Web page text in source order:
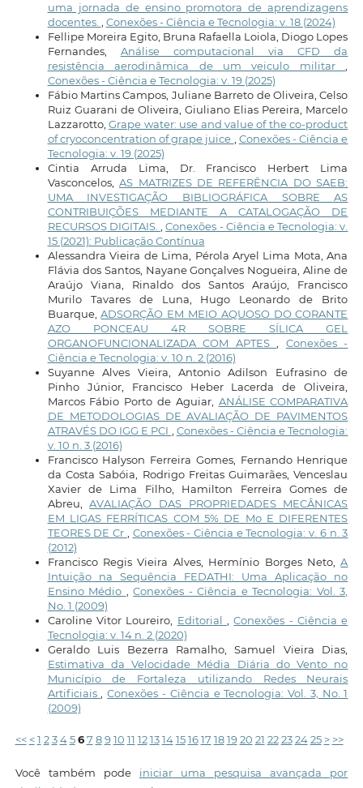
uma jornada de ensino promotora de aprendizagens
docentes.
Conexões - Ciência e Tecnologia: v. 18 (2024)
Fellipe Moreira Egito, Bruna Rafaella Loiola, Diogo Lopes
Fernandes, Análise computacional via CFD da
resistência aerodinâmica de um veiculo militar
Conexões - Ciência e Tecnologia: v. 19 (2025)
Fábio Martins Campos, Juliane Barreto de Oliveira, Celso
Ruiz Guarani de Oliveira, Giuliano Elias Pereira, Marcelo
Lazzarotto,Grape water: use and value of the co-product
of cryoconcentration of grape juice
Conexões - Ciência e
Tecnologia: v. 19 (2025)
Cintia Arruda Lima, Dr. Francisco Herbert Lima
Vasconcelos,AS MATRIZES DE REFERÊNCIA DO SAEB:
UMA INVESTIGAÇÃO BIBLIOGRÁFICA SOBRE AS
CONTRIBUIÇÕES MEDIANTE A CATALOGAÇÃO DE
RECURSOS DIGITAIS.
,Conexões - Ciência e Tecnologia: v.
15 (2021): Publicação Contínua
Alessandra Vieira de Lima, Pérola Aryel Lima Mota, Ana
Flávia dos Santos, Nayane Gonçalves Nogueira, Aline de
Araújo Viana, Rinaldo dos Santos Araújo, Francisco
Murilo Tavares de Luna, Hugo Leonardo de Brito
Buarque,ADSORÇÃO EM MEIO AQUOSO DO CORANTE
AZO PONCEAU 4R SOBRE SÍLICA GEL
ORGANOFUNCIONALIZADA COM APTES
Conexões -
Ciência e Tecnologia: v. 10 n. 2 (2016)
Suyanne Alves Vieira, Antonio Adilson Eufrasino de
Pinho Júnior, Francisco Heber Lacerda de Oliveira,
Marcos Fábio Porto de Aguiar, ANÁLISE COMPARATIVA
DE METODOLOGIAS DE AVALIAÇÃO DE PAVIMENTOS
ATRAVÉS DO IGG E PCI
Conexões - Ciência e Tecnologia:
v. 10 n. 3 (2016)
Francisco Halyson Ferreira Gomes, Fernando Henrique
da Costa Sabóia, Rodrigo Freitas Guimarães, Venceslau
Xavier de Lima Filho, Hamilton Ferreira Gomes de
Abreu,AVALIAÇÃO DAS PROPRIEDADES MECÂNICAS
EM LIGAS FERRÍTICAS COM 5% DE Mo E DIFERENTES
TEORES DE Cr
Conexões - Ciência e Tecnologia: v. 6 n. 3
(2012)
Francisco Regis Vieira Alves, Hermínio Borges Neto,A
Intuição na Sequência FEDATHI: Uma Aplicação no
Ensino Médio
,Conexões - Ciência e Tecnologia: Vol. 3,
No. 1 (2009)
Caroline Vitor Loureiro, Editorial ,Conexões - Ciência e
Tecnologia: v. 14 n. 2 (2020)
Geraldo Luis Bezerra Ramalho, Samuel Vieira Dias,
Estimativa da Velocidade Média Diária do Vento no
Município de Fortaleza utilizando Redes Neurais
Artificiais
,Conexões - Ciência e Tecnologia: Vol. 3, No. 1
(2009)
<< < 1 2 3 4 5 6 7 8 9 10 11 12 13 14 15 16 17 18 19 20 21 22 23 24 25 > >>
Você também pode iniciar uma pesquisa avançada por